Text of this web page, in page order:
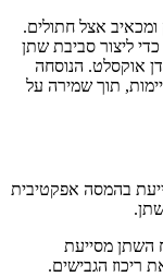
ומכאיב אצל חתולים.
ליצור סביבת שתן
אוקסלט. הנוסחה
תוך שמירה על
בהמסה אפקטיבית
השתן מסייעת
ריכוז הגבישים.